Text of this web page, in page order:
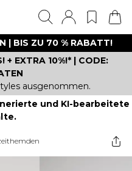
| BIS ZU 70 % RABATT!
+ EXTRA 10%!* | CODE:
ausgenommen.
und KI-bearbeitete